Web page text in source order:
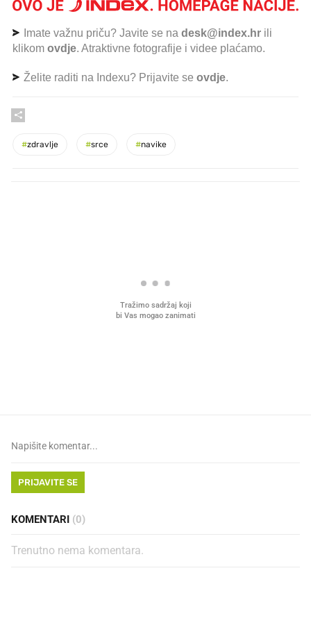
Imate važnu priču? Javite se na desk@index.hr ili
klikom ovdje. Atraktivne fotografije i videe plaćamo.
Želite raditi na Indexu? Prijavite se ovdje.
#zdravlje #srce #navike
PRIJAVITE SE
KOMENTARI (0)
Trenutno nema komentara.